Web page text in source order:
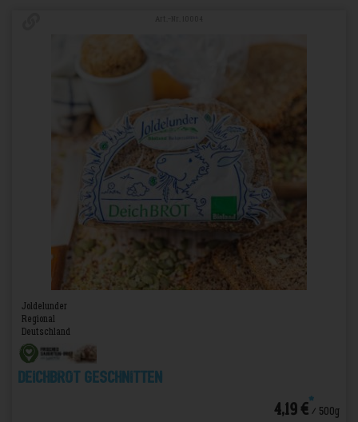
Joldelunder
Regional
Deutschland
Deichbrot geschnitten
4,19 €*/ 500g